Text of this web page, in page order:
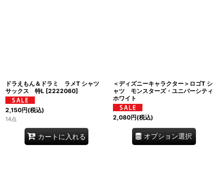
ドラえもん＆ドラミ ラメT シャツ
サックス 特L [2222060]
2,150円(税込)
14点
カートに入れる
＜ディズニーキャラクター＞ロゴT シ
ャツ モンスターズ・ユニバーシティ
ホワイト
2,080円(税込)
オプション選択